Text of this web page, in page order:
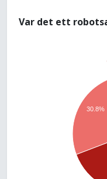
Var det ett
30.8%